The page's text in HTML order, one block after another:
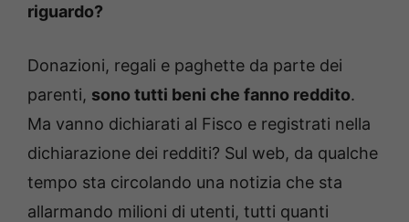
riguardo?
Donazioni, regali e paghette da parte dei
parenti, sono tutti beni che fanno reddito.
Ma vanno dichiarati al Fisco e registrati nella
dichiarazione dei redditi? Sul web, da qualche
tempo sta circolando una notizia che sta
allarmando milioni di utenti, tutti quanti